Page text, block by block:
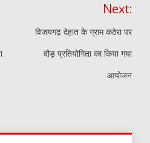
Next:
विजयगढ़ देहात के ग्राम कठेरा पर
दौड़ प्रतियोगिता का किया गया
आयोजन